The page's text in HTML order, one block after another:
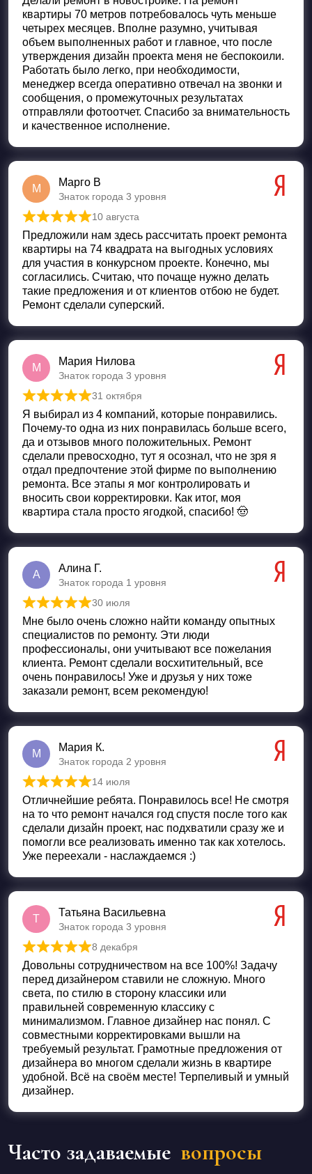
квартиры 70 метров потребовалось чуть меньше
четырех месяцев. Вполне разумно, учитывая
объем выполненных работ и главное, что после
утверждения дизайн проекта меня не беспокоили.
Работать было легко, при необходимости,
менеджер всегда оперативно отвечал на звонки и
сообщения, о промежуточных результатах
отправляли фотоотчет. Спасибо за внимательность
и качественное исполнение.
М
Марго В
Знаток города 3 уровня
Оценка5 из 5
10 августа
Предложили нам здесь рассчитать проект ремонта
квартиры на 74 квадрата на выгодных условиях
для участия в конкурсном проекте. Конечно, мы
согласились. Считаю, что почаще нужно делать
такие предложения и от клиентов отбою не будет.
Ремонт сделали суперский.
М
Мария Нилова
Знаток города 3 уровня
Оценка5 из 5
31 октября
Я выбирал из 4 компаний, которые понравились.
Почему-то одна из них понравилась больше всего,
да и отзывов много положительных. Ремонт
сделали превосходно, тут я осознал, что не зря я
отдал предпочтение этой фирме по выполнению
ремонта. Все этапы я мог контролировать и
вносить свои корректировки. Как итог, моя
квартира стала просто ягодкой, спасибо! 🤠
А
Алина Г.
Знаток города 1 уровня
Оценка 5 из 5
30 июля
Мне было очень сложно найти команду опытных
специалистов по ремонту. Эти люди
профессионалы, они учитывают все пожелания
клиента. Ремонт сделали восхитительный, все
очень понравилось! Уже и друзья у них тоже
заказали ремонт, всем рекомендую!
М
Мария К.
Знаток города 2 уровня
Оценка 5 из 5
14 июля
Отличнейшие ребята. Понравилось все! Не смотря
на то что ремонт начался год спустя после того как
сделали дизайн проект, нас подхватили сразу же и
помогли все реализовать именно так как хотелось.
Уже переехали - наслаждаемся :)
Т
Татьяна Васильевна
Знаток города 3 уровня
Оценка 5из 5
8 декабря
Довольны сотрудничеством на все 100%! Задачу
перед дизайнером ставили не сложную. Много
света, по стилю в сторону классики или
правильней современную классику с
минимализмом. Главное дизайнер нас понял. С
совместными корректировками вышли на
требуемый результат. Грамотные предложения от
дизайнера во многом сделали жизнь в квартире
удобной. Всё на своём месте! Терпеливый и умный
дизайнер.
Часто задаваемые вопросы